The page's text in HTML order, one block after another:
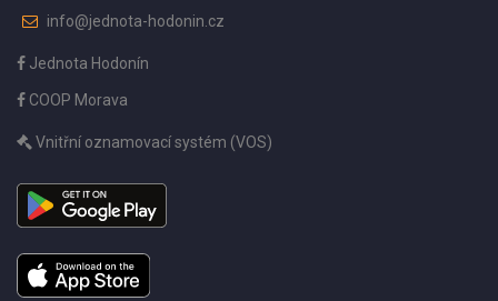
info@jednota-hodonin.cz
Jednota Hodonín
COOP Morava
Vnitřní oznamovací systém (VOS)